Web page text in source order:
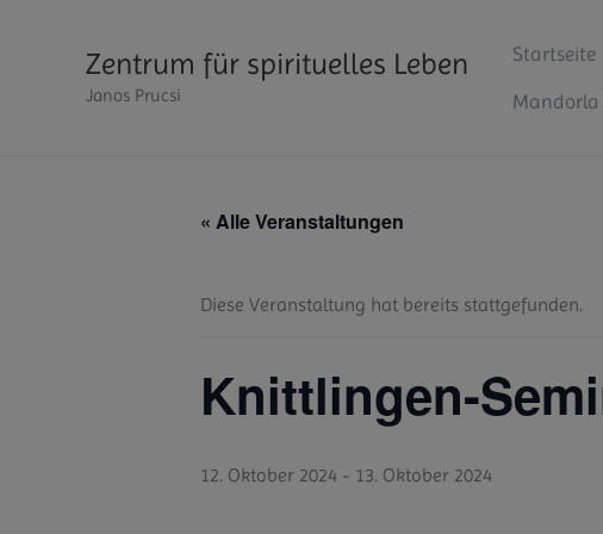
Zentrum für spirituelles Leben
Janos Prucsi
Startseite
Mandorla
« Alle Veranstaltungen
Diese Veranstaltung hat bereits stattgefunden.
Knittlingen-
12. Oktober 2024 - 13. Oktober 2024